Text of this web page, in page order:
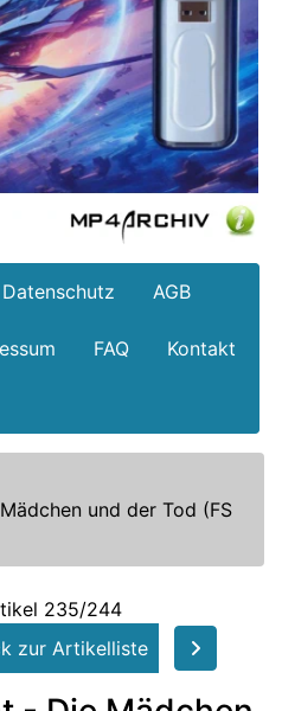
Datenschutz AGB
FAQ Kontakt
und der Tod (FS
235/244
zur Artikelliste